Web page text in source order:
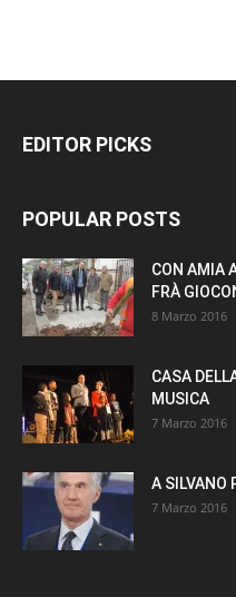
EDITOR PICKS
POPULAR POSTS
CON AMIA
FRÀ
8 Marzo 2016
CASA
MUSICA
7 Marzo 2016
A SILVANO
7 Marzo 2016